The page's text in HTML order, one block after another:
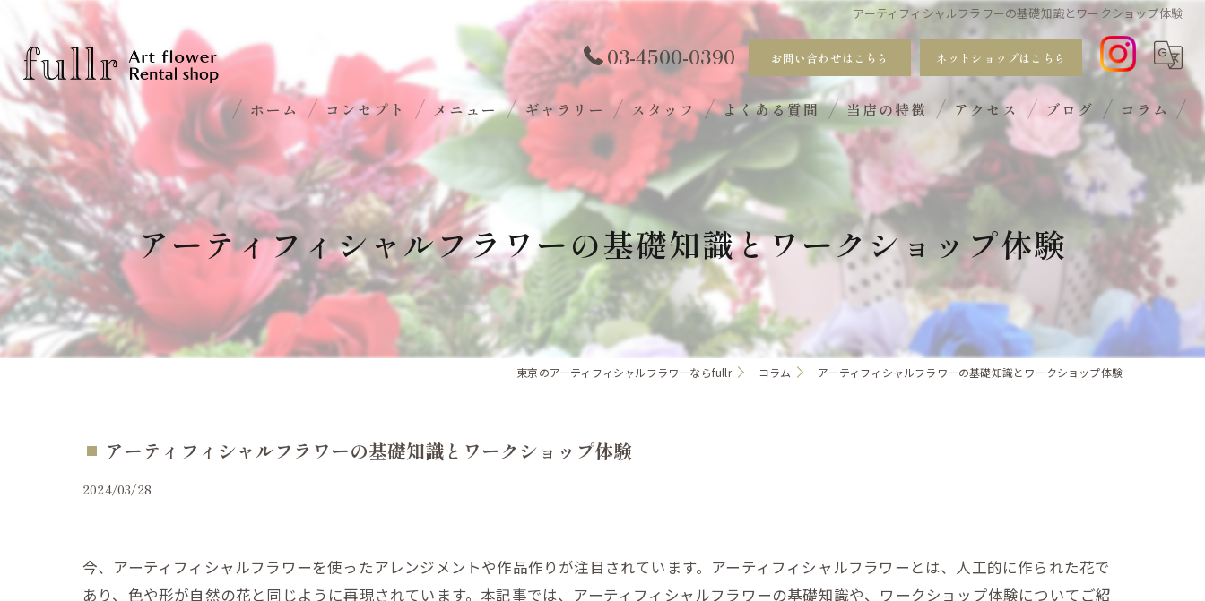
アーティフィシャルフラワーの基礎知識とワークショップ体験
03-4500-0390 お問い合わせはこちら ネットショップはこちら
ホーム コンセプト メニュー ギャラリー スタッフ よくある質問 当店の特徴
おしゃれ
手入れ不要
サブスク
ギフト
ワークショップ
アクセス ブログ コラム
アーティフィシャルフラワーの基礎知識とワークショップ体験
東京のアーティフィシャルフラワーならfullr コラム アーティフィシャルフラワーの基礎知識とワークショップ体験
アーティフィシャルフラワーの基礎知識とワークショップ体験
2024/03/28
今、アーティフィシャルフラワーを使ったアレンジメントや作品作りが注目されています。アーティフィシャルフラワーとは、人工的に作られた花で
あり、色や形が自然の花と同じように再現されています。本記事では、アーティフィシャルフラワーの基礎知識や、ワークショップ体験についてご紹